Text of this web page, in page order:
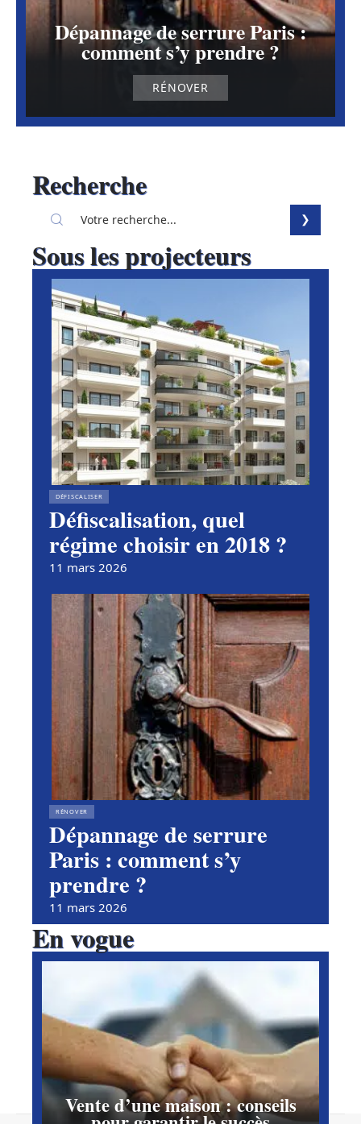
Dépannage de serrure Paris :
comment s’y prendre ?
RÉNOVER
Recherche
Sous les projecteurs
DÉFISCALISER
Défiscalisation, quel
régime choisir en 2018 ?
11 mars 2026
RÉNOVER
Dépannage de serrure
Paris : comment s’y
prendre ?
11 mars 2026
En vogue
Vente d’une maison : conseils